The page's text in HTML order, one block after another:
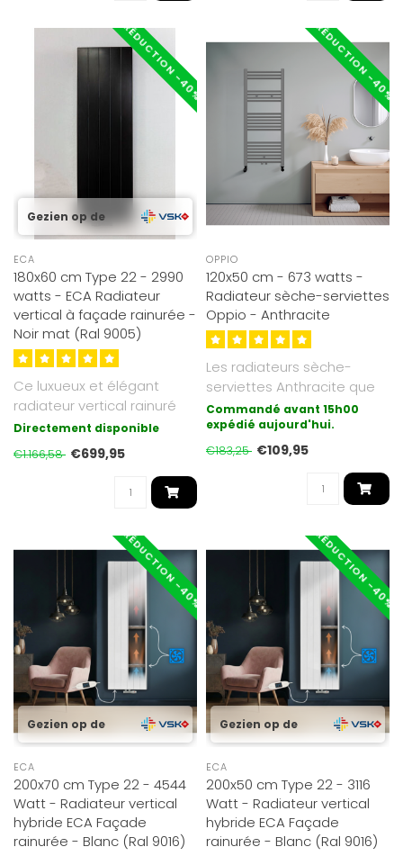
RÉDUCTION -40%
Gezien op de
ECA
180x60 cm Type 22 - 2990
watts - ECA Radiateur
vertical à façade rainurée -
Noir mat (Ral 9005)
Ce luxueux et élégant
radiateur vertical rainuré
ECA mesure 180x60 cm et
Directement disponible
€1.166,58 €699,95
RÉDUCTION -40%
OPPIO
120x50 cm - 673 watts -
Radiateur sèche-serviettes
Oppio - Anthracite
Les radiateurs sèche-
serviettes Anthracite que
nous proposons sont
galvanisés ..
Commandé avant 15h00
expédié aujourd'hui.
€183,25 €109,95
RÉDUCTION -40%
Gezien op de
ECA
200x70 cm Type 22 - 4544
Watt - Radiateur vertical
hybride ECA Façade
rainurée - Blanc (Ral 9016)
RÉDUCTION -40%
Gezien op de
ECA
200x50 cm Type 22 - 3116
Watt - Radiateur vertical
hybride ECA Façade
rainurée - Blanc (Ral 9016)